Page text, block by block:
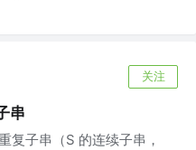
关注
串
复子串（S 的连续子串，